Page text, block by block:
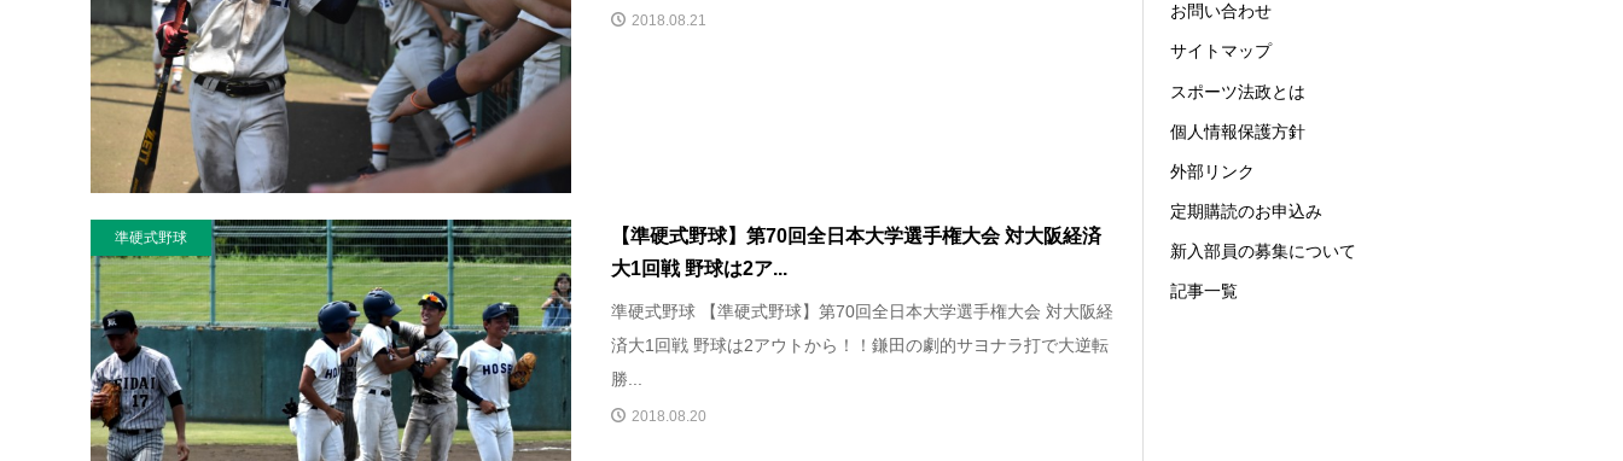
2018.08.21
準硬式野球
【準硬式野球】第70回全日本大学選手権大会 対大阪経済
大1回戦 野球は2ア...
準硬式野球 【準硬式野球】第70回全日本大学選手権大会 対大阪経
済大1回戦 野球は2アウトから！！鎌田の劇的サヨナラ打で大逆転
勝...
2018.08.20
お問い合わせ
サイトマップ
スポーツ法政とは
個人情報保護方針
外部リンク
定期購読のお申込み
新入部員の募集について
記事一覧